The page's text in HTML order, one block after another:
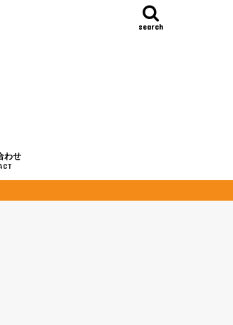
search
わせ